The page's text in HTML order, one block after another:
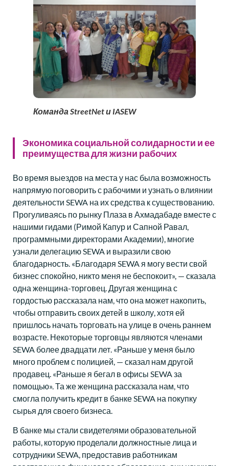
Команда StreetNet и IASEW
Экономика социальной солидарности и ее
преимущества для жизни рабочих
Во время выездов на места у нас была возможность
напрямую поговорить с рабочими и узнать о влиянии
деятельности SEWA на их средства к существованию.
Прогуливаясь по рынку Плаза в Ахмадабаде вместе с
нашими гидами (Римой Капур и Сапной Равал,
программными директорами Академии), многие
узнали делегацию SEWA и выразили свою
благодарность. «Благодаря SEWA я могу вести свой
бизнес спокойно, никто меня не беспокоит», — сказала
одна женщина-торговец. Другая женщина с
гордостью рассказала нам, что она может накопить,
чтобы отправить своих детей в школу, хотя ей
пришлось начать торговать на улице в очень раннем
возрасте. Некоторые торговцы являются членами
SEWA более двадцати лет. «Раньше у меня было
много проблем с полицией, — сказал нам другой
продавец. «Раньше я бегал в офисы SEWA за
помощью». Та же женщина рассказала нам, что
смогла получить кредит в банке SEWA на покупку
сырья для своего бизнеса.
В банке мы стали свидетелями образовательной
работы, которую проделали должностные лица и
сотрудники SEWA, предоставив работникам